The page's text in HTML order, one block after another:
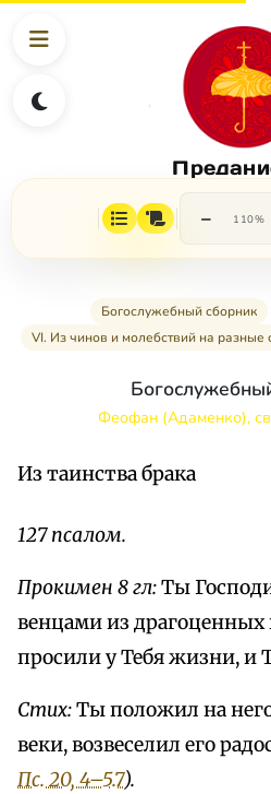
− 110%
Богослужебный сборник
VI. Из чинов и молебствий на разные
Феофан (Адаменко),
Из таинства брака
127 псалом.
Прокимен 8 гл:Ты
венцами из
просили у Тебя жизни, и
Стих:Ты положил на
веки, возвеселил его
Пс. 20, 4–5.7).